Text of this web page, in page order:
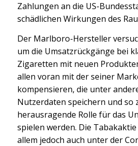
Zahlungen an die US-
schädlichen Wirkungen des
Der Marlboro-Hersteller
um die Umsatzrückgänge bei
Zigaretten mit neuen
allen voran mit der seiner
kompensieren, die unter
Nutzerdaten speichern und so
herausragende Rolle für das
spielen werden. Die
allem jedoch auch unter der